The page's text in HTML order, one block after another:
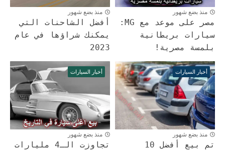
منذ بضع شهور
مصر على موعد مع MG:
سيارات بريطانية
بلمسة مصرية!
منذ بضع شهور
أفضل الشاحنات التي
يمكنك شراؤها في عام
2023
أخبار السيارات
منذ بضع شهور
تم بيع أفضل 10
أخبار السيارات
منذ بضع شهور
تجاوزت الـ4 مليارات